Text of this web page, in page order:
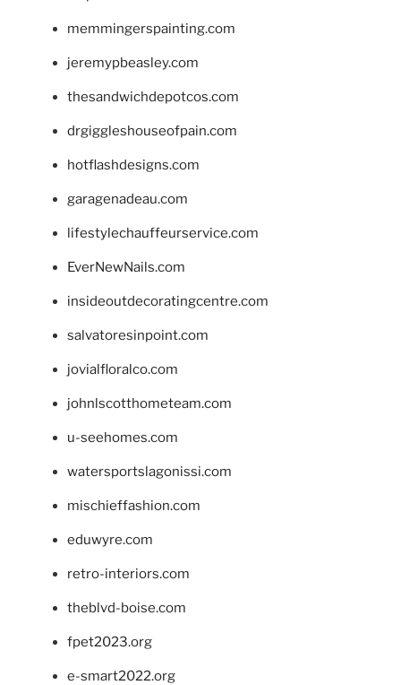
memmingerspainting.com
jeremypbeasley.com
thesandwichdepotcos.com
drgiggleshouseofpain.com
hotflashdesigns.com
garagenadeau.com
lifestylechauffeurservice.com
EverNewNails.com
insideoutdecoratingcentre.com
salvatoresinpoint.com
jovialfloralco.com
johnlscotthometeam.com
u-seehomes.com
watersportslagonissi.com
mischieffashion.com
eduwyre.com
retro-interiors.com
theblvd-boise.com
fpet2023.org
e-smart2022.org